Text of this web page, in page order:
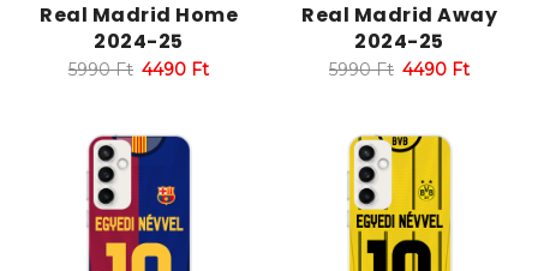
Real Madrid Home
2024-25
5990Ft 4490 Ft
Real Madrid Away
2024-25
5990Ft 4490 Ft